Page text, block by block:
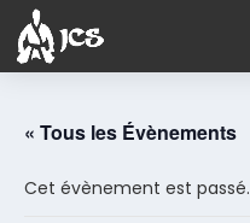
« Tous les Évènements
Cet évènement est passé.